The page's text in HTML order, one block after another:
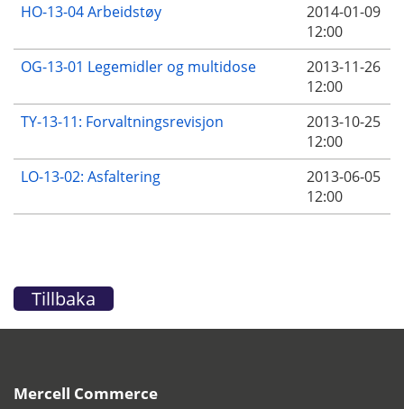
HO-13-04 Arbeidstøy
2014-01-09
12:00
OG-13-01 Legemidler og multidose
2013-11-26
12:00
TY-13-11: Forvaltningsrevisjon
2013-10-25
12:00
LO-13-02: Asfaltering
2013-06-05
12:00
Tillbaka
Mercell Commerce